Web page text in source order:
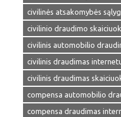
civilinės atsakomybės
civilinio draudimo
civilinis automobilio
civilinis draudimas
civilinis draudimas
compensa automobilio
compensa draudimas